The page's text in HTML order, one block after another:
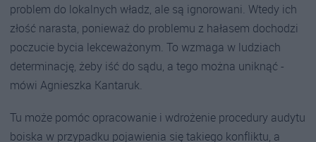
problem do lokalnych władz, ale są ignorowani. Wtedy ich
złość narasta, ponieważ do problemu z hałasem dochodzi
poczucie bycia lekceważonym. To wzmaga w ludziach
determinację, żeby iść do sądu, a tego można uniknąć -
mówi Agnieszka Kantaruk.
Tu może pomóc opracowanie i wdrożenie procedury audytu
boiska w przypadku pojawienia się takiego konfliktu, a